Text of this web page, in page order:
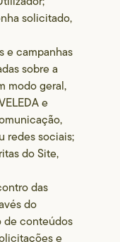
solicitado,
e campanhas
sobre a
modo geral,
e
redes sociais;
do Site,
das
do
de conteúdos
e